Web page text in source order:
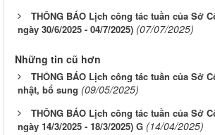
THÔNG BÁO Lịch công tác tuần của Sở
ngày 30/6/2025 - 04/7/2025) (07/07/2025)
Những tin cũ hơn
THÔNG BÁO Lịch công tác tuần của Sở
nhật, bổ sung (09/05/2025)
THÔNG BÁO Lịch công tác tuần của Sở
ngày 14/3/2025 - 18/3/2025) G (14/04/2025)